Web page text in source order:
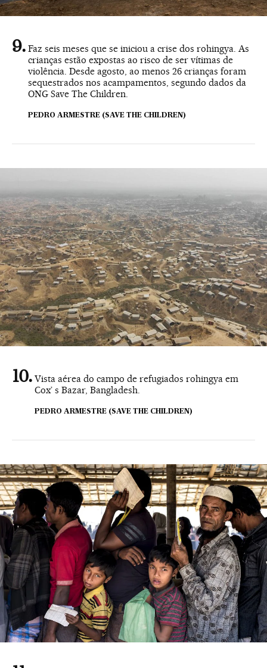
Faz seis meses que se iniciou a crise dos rohingya. As
crianças estão expostas ao risco de ser vítimas de
violência. Desde agosto, ao menos 26 crianças foram
sequestrados nos acampamentos, segundo dados da
ONG Save The Children.
PEDRO ARMESTRE (SAVE THE CHILDREN)
Vista aérea do campo de refugiados rohingya em
Cox’ s Bazar, Bangladesh.
PEDRO ARMESTRE (SAVE THE CHILDREN)